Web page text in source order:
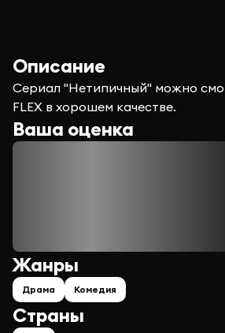
Описание
Сериал "Нетипичный" можно
FLEX в хорошем качестве.
Ваша оценка
Страны
Жанры
Драма Комедия